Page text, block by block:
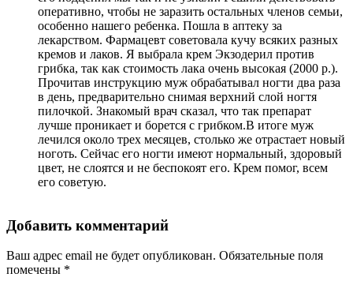
оперативно, чтобы не заразить остальных членов семьи,
особенно нашего ребенка. Пошла в аптеку за
лекарством. Фармацевт советовала кучу всяких разных
кремов и лаков. Я выбрала крем Экзодерил против
грибка, так как стоимость лака очень высокая (2000 р.).
Прочитав инструкцию муж обрабатывал ногти два раза
в день, предварительно снимая верхний слой ногтя
пилочкой. Знакомый врач сказал, что так препарат
лучше проникает и борется с грибком.В итоге муж
лечился около трех месяцев, столько же отрастает новый
ноготь. Сейчас его ногти имеют нормальный, здоровый
цвет, не слоятся и не беспокоят его. Крем помог, всем
его советую.
Добавить комментарий
Ваш адрес email не будет опубликован. Обязательные поля
помечены *